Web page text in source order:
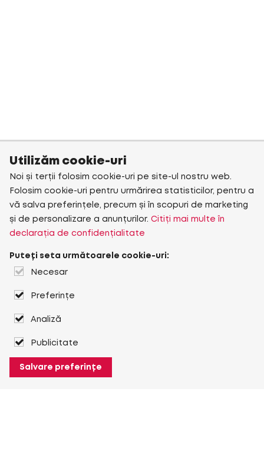
Utilizăm cookie-uri
Noi și terții folosim cookie-uri pe site-ul nostru web.
Folosim cookie-uri pentru urmărirea statisticilor, pentru a
vă salva preferințele, precum și în scopuri de marketing
și de personalizare a anunțurilor. Citiți mai multe în
declarația de confidențialitate
Puteți seta următoarele cookie-uri:
Necesar
Preferințe
Analiză
Publicitate
Salvare preferințe